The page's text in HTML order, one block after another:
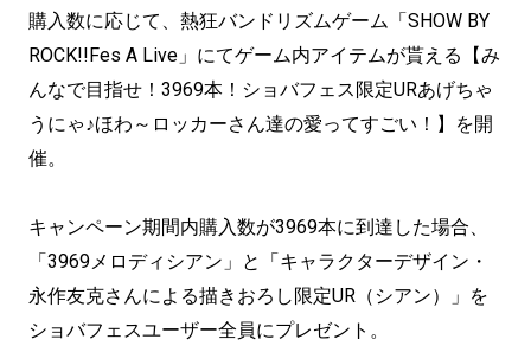
購入数に応じて、熱狂バンドリズムゲーム「SHOW BY
ROCK!!Fes A Live」にてゲーム内アイテムが貰える【み
んなで目指せ！3969本！ショバフェス限定URあげちゃ
うにゃ♪ほわ～ロッカーさん達の愛ってすごい！】を開
催。
キャンペーン期間内購入数が3969本に到達した場合、
「3969メロディシアン」と「キャラクターデザイン・
永作友克さんによる描きおろし限定UR（シアン）」を
ショバフェスユーザー全員にプレゼント。